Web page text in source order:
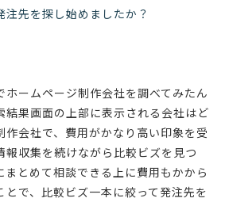
注先を探し始めましたか？
ホームページ制作会社を調べてみたん
結果画面の上部に表示される会社はど
作会社で、費用がかなり高い印象を受
報収集を続けながら比較ビズを見つ
まとめて相談できる上に費用もかから
とで、比較ビズ一本に絞って発注先を